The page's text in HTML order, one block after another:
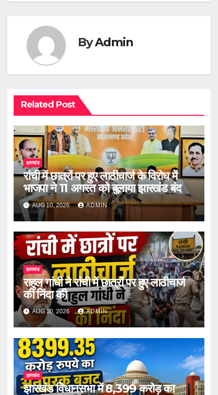
ByAdmin
Related Post
झारखंड
रांची में छात्रों पर हुए लाठीचार्ज के विरोध में
भाजपा ने 11 अगस्त को बुलाया झारखंड बंद
AUG 10, 2026 ADMIN
झारखंड
राहुल गांधी ने रांची में छात्रों पर हुए लाठीचार्ज
की निंदा की
AUG 10, 2026 ADMIN
झारखंड
झारखंड विधानसभा में 8,399 करोड़ का